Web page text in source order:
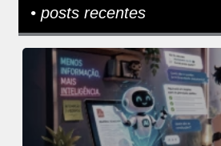
• posts recentes